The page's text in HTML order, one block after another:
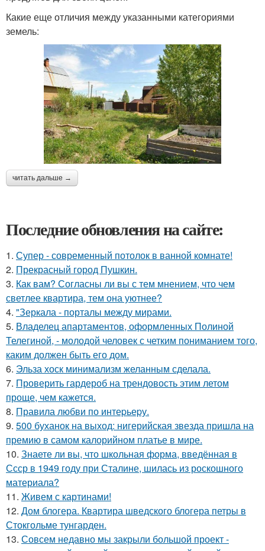
Какие еще отличия между указанными категориями
земель:
читать дальше →
Последние обновления на сайте:
1. Супер - современный потолок в ванной комнате!
2. Прекрасный город Пушкин.
3. Как вам? Согласны ли вы с тем мнением, что чем
светлее квартира, тем она уютнее?
4. "Зеркала - порталы между мирами.
5. Владелец апартаментов, оформленных Полиной
Телегиной, - молодой человек с четким пониманием того,
каким должен быть его дом.
6. Эльза хоск минимализм желанным сделала.
7. Проверить гардероб на трендовость этим летом
проще, чем кажется.
8. Правила любви по интеpьеpу.
9. 500 буханок на выход: нигерийская звезда пришла на
премию в самом калорийном платье в мире.
10. Знаете ли вы, что школьная форма, введённая в
Ссср в 1949 году при Сталине, шилась из роскошного
материала?
11. Живем с картинами!
12. Дом блогера. Квартира шведского блогера петры в
Стокгольме тунгарден.
13. Совсем недавно мы закрыли большой проект -